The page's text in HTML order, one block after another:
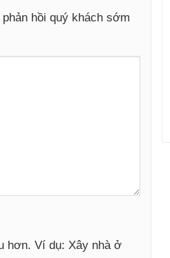
hồi quý khách sớm
hơn. Ví dụ: Xây nhà ở